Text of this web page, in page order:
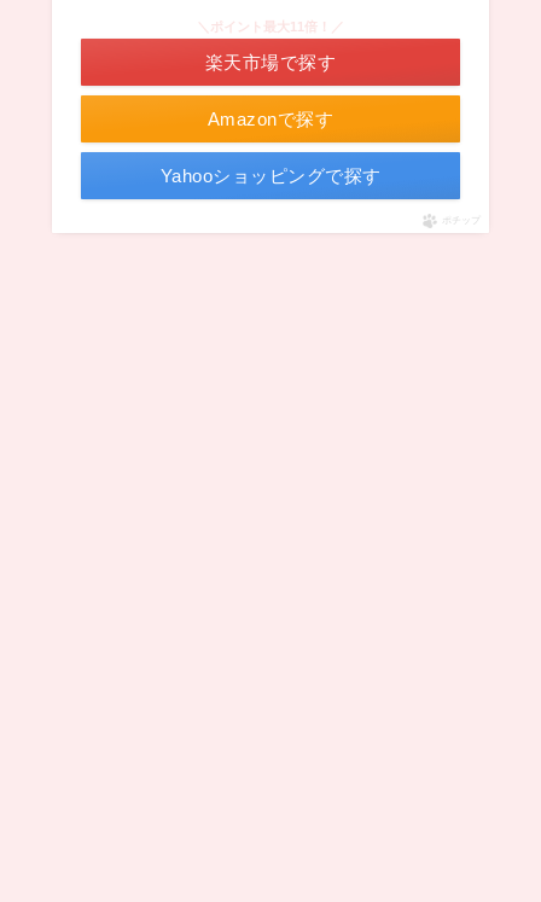
Amazonで探す
＼ポイント最大11倍！／
楽天市場で探す
Yahooショッピングで探す
ポチップ